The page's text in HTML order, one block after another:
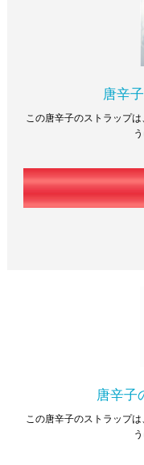
唐辛
この唐辛子のストラップ
唐辛子
この唐辛子のストラップ